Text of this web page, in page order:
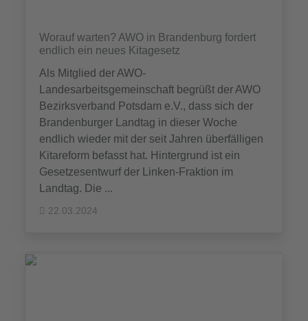
Worauf warten? AWO in Brandenburg fordert
endlich ein neues Kitagesetz
Als Mitglied der AWO-
Landesarbeitsgemeinschaft begrüßt der AWO
Bezirksverband Potsdam e.V., dass sich der
Brandenburger Landtag in dieser Woche
endlich wieder mit der seit Jahren überfälligen
Kitareform befasst hat. Hintergrund ist ein
Gesetzesentwurf der Linken-Fraktion im
Landtag. Die ...
22.03.2024